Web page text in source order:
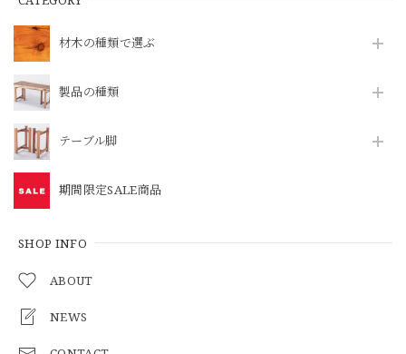
材木の種類で選ぶ
製品の種類
テーブル脚
期間限定SALE商品
SHOP INFO
ABOUT
NEWS